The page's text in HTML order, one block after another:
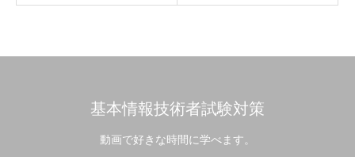
基本情報技術者試験対策
動画で好きな時間に学べます。